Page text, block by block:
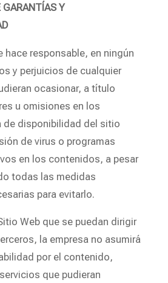
GARANTÍAS Y
hace responsable, en ningún
y perjuicios de cualquier
ocasionar, a título
u omisiones en los
disponibilidad del sitio
de virus o programas
en los contenidos, a pesar
todas las medidas
para evitarlo.
Web que se puedan dirigir
la empresa no asumirá
por el contenido,
que pudieran